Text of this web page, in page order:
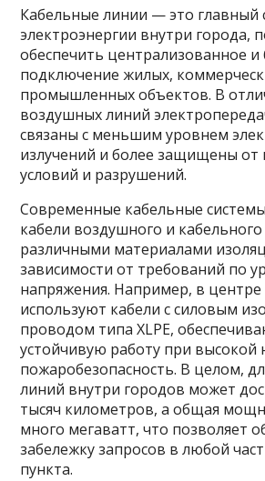
Кабельные линии — это главный
электроэнергии внутри города,
обеспечить централизованное и
подключение жилых,
промышленных объектов. В
воздушных линий
связаны с меньшим уровнем
излучений и более защищены от
условий и разрушений.
Современные кабельные
кабели воздушного и кабельного
различными материалами
зависимости от требований по
напряжения. Например, в
используют кабели с силовым
проводом типа XLPE,
устойчивую работу при высокой
пожаробезопасность. В целом,
линий внутри городов может
тысяч километров, а общая
много мегаватт, что позволяет
забележку запросов в любой
пункта.